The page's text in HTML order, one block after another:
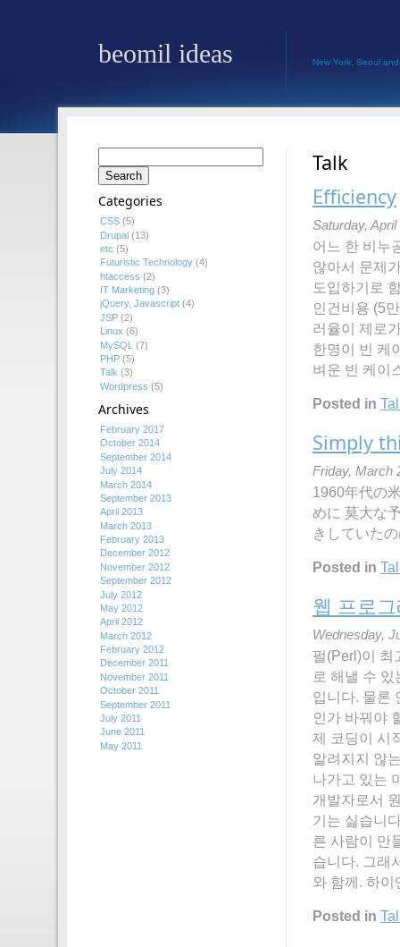
beomil ideas New York, Seoul
Talk
Efficiency
Saturday,
어느 한 비누
않아서 문제
도입하기로
인건비용 (5
러율이 제로
한명이 빈 케
벼운 빈 케이
Posted in
Simply
Friday, March
1960年代の
めに 莫大な
きしていた
Posted in
웹 프로그
Wednesday,
펄(Perl)이 최
로 해낼 수
입니다. 물론
인가 바꿔야
제 코딩이 시
알려지지 않
나가고 있는
개발자로서
기는 싫습니
른 사람이 만
습니다. 그래
와 함께. 하
Posted in
Search
for:
Categories
CSS (5)
Drupal (13)
etc (5)
Futuristic Technology (4)
htaccess (2)
IT Marketing (3)
jQuery, Javascript (4)
JSP (2)
Linux (6)
MySQL (7)
PHP (5)
Talk (3)
Wordpress (5)
Archives
February 2017
October 2014
September 2014
July 2014
March 2014
September 2013
April 2013
March 2013
February 2013
December 2012
November 2012
September 2012
July 2012
May 2012
April 2012
March 2012
February 2012
December 2011
November 2011
October 2011
September 2011
July 2011
June 2011
May 2011